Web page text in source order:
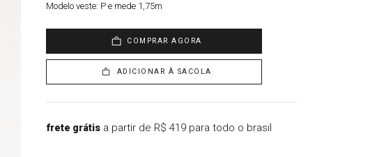
Modelo veste: P e mede 1,75m
COMPRAR AGORA
ADICIONAR À SACOLA
frete grátisa partir de R$ 419 para todo o brasil